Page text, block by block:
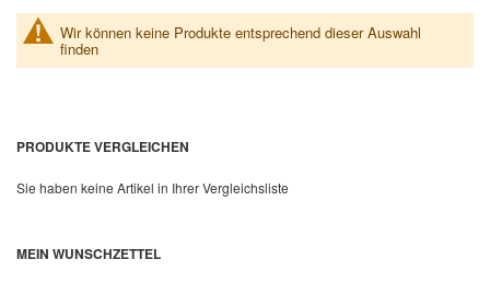
Wir können keine Produkte entsprechend dieser Auswahl
finden
PRODUKTE VERGLEICHEN
Sie haben keine Artikel in Ihrer Vergleichsliste
MEIN WUNSCHZETTEL